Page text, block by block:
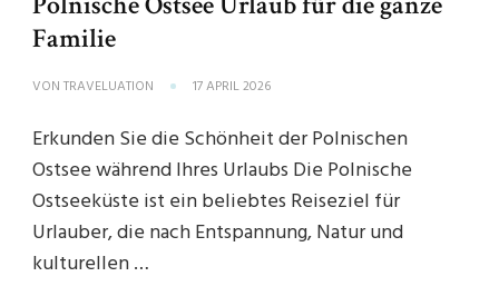
Familie
VON TRAVELUATION 17 APRIL 2026
Erkunden Sie die Schönheit der Polnischen
Ostsee während Ihres Urlaubs Die Polnische
Ostseeküste ist ein beliebtes Reiseziel für
Urlauber, die nach Entspannung, Natur und
kulturellen …